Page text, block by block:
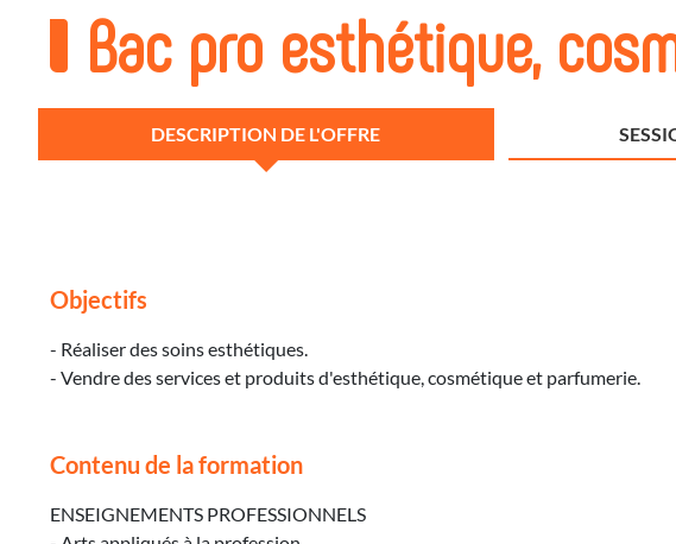
Bac pro esthétique,
DESCRIPTION DE L'OFFRE
Objectifs
- Réaliser des soins esthétiques.
- Vendre des services et produits d'esthétique, cosmétique et parfumerie.
Contenu de la formation
ENSEIGNEMENTS PROFESSIONNELS